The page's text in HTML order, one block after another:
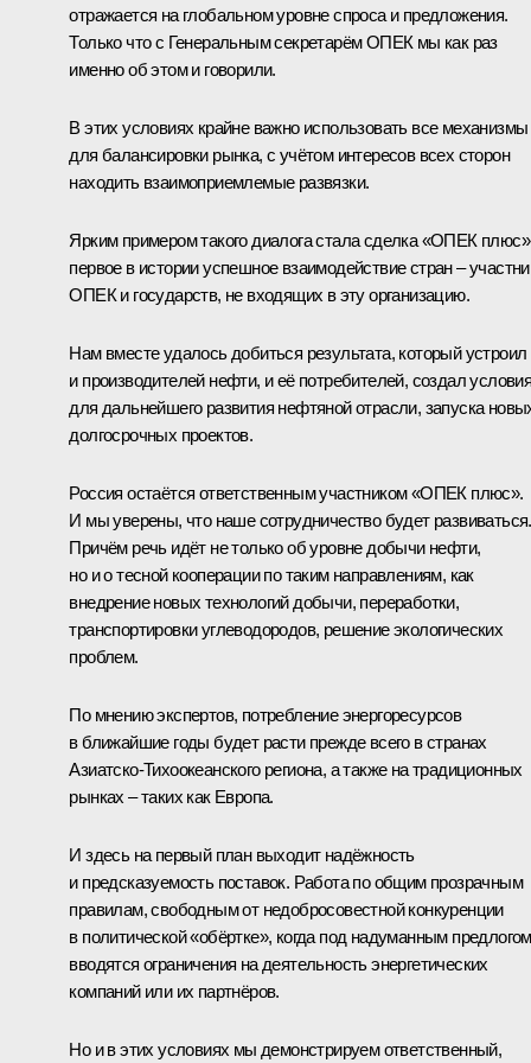
отражается на глобальном уровне спроса и предложения.
Только что с Генеральным секретарём ОПЕК мы как раз
именно об этом и говорили.
В этих условиях крайне важно использовать все механизмы
для балансировки рынка, с учётом интересов всех сторон
находить взаимоприемлемые развязки.
Ярким примером такого диалога стала сделка «ОПЕК
первое в истории успешное взаимодействие стран –
ОПЕК и государств, не входящих в эту организацию.
Нам вместе удалось добиться результата, который устроил
и производителей нефти, и её потребителей, создал
для дальнейшего развития нефтяной отрасли, запуска
долгосрочных проектов.
Россия остаётся ответственным участником «ОПЕК плюс».
И мы уверены, что наше сотрудничество будет развиваться.
Причём речь идёт не только об уровне добычи нефти,
но и о тесной кооперации по таким направлениям, как
внедрение новых технологий добычи, переработки,
транспортировки углеводородов, решение экологических
проблем.
По мнению экспертов, потребление энергоресурсов
в ближайшие годы будет расти прежде всего в странах
Азиатско-Тихоокеанского региона, а также на традиционных
рынках – таких как Европа.
И здесь на первый план выходит надёжность
и предсказуемость поставок. Работа по общим прозрачным
правилам, свободным от недобросовестной конкуренции
в политической «обёртке», когда под надуманным предлогом
вводятся ограничения на деятельность энергетических
компаний или их партнёров.
Но и в этих условиях мы демонстрируем ответственный,